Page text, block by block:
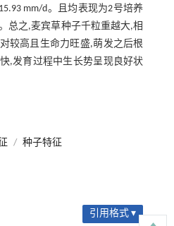
mm/d。且均表现为2号培养
总之,麦宾草种子千粒重越大,相
较高且生命力旺盛,萌发之后根
,发育过程中生长势呈现良好状
/ 种子特征
引用格式 ▾